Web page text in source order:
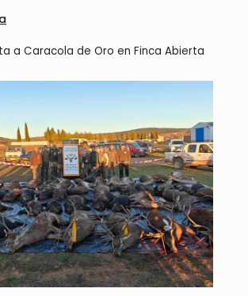
a Caracola de Oro en Finca Abierta